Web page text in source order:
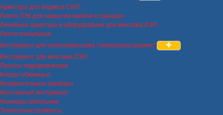
Арматура для подвеса СИП
Плита ПЗК для закрытия кабеля в траншее
Линейная арматура и оборудование для монтажа ЛЭП
Лента сигнальная
Инструмент для электромонтажа / электроинструмент
Инструмент для монтажа ЛЭП
Прессы гидравлические
Клещи обжимные
Измерительные приборы
Монтажный инструмент
Ножницы кабельные
Электроинструменты